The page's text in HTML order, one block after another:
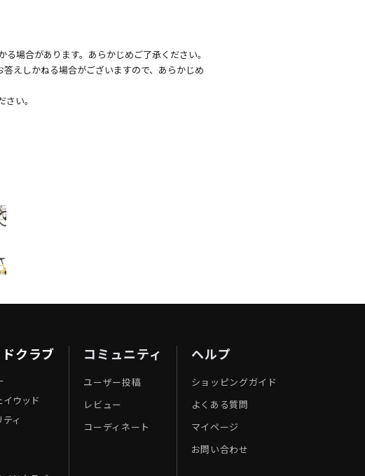
場合があります。あらかじめご了承ください。
えしかねる場合がございますので、あらかじめ
い。
クラブ
イウッド
ィ
コミュニティ
ユーザー投稿
レビュー
コーディネート
ヘルプ
ショッピングガイド
よくある質問
マイページ
お問い合わせ